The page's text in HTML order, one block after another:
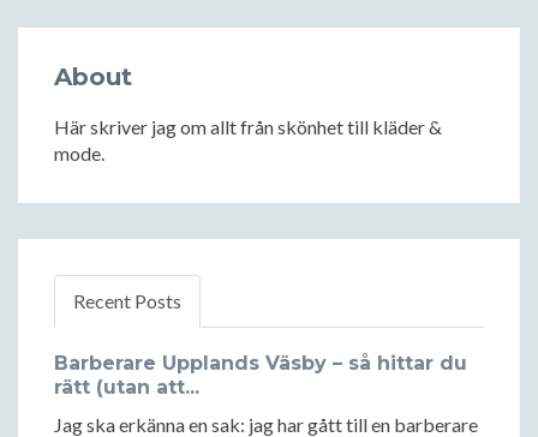
About
Här skriver jag om allt från skönhet till kläder &
mode.
Recent Posts
Barberare Upplands Väsby – så hittar du
rätt (utan att...
Jag ska erkänna en sak: jag har gått till en barberare